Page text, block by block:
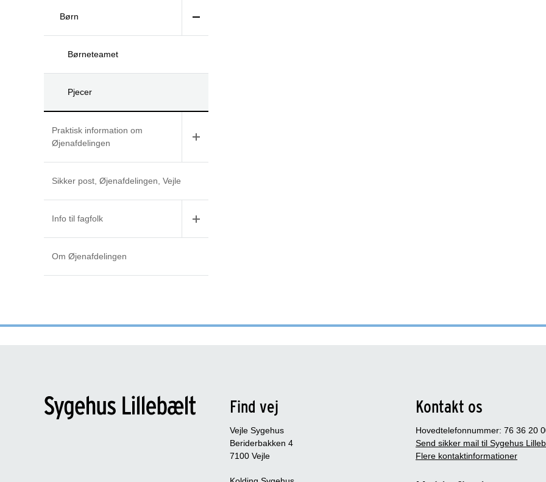
Børn
Børneteamet
Pjecer
Praktisk information om
Øjenafdelingen
Sikker post, Øjenafdelingen, Vejle
Info til fagfolk
Om Øjenafdelingen
Find vej
Vejle Sygehus
Beriderbakken 4
7100 Vejle
Kontakt os
Hovedtelefonnummer: 76 36 20
Send sikker mail til Sygehus
Flere kontaktinformationer